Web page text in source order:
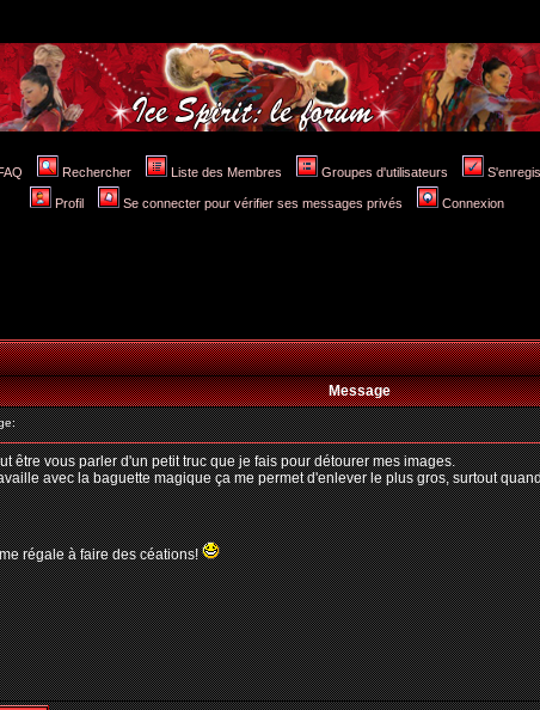
Rechercher Liste des Membres Groupes d'utilisateurs
Profil Se connecter pour vérifier ses messages privés Connexion
Message
être vous parler d'un petit truc que je fais pour détourer mes images.
avec la baguette magique ça me permet d'enlever le plus gros, surtout
régale à faire des céations!